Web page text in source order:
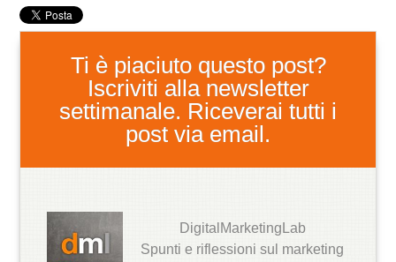
Ti è piaciuto questo post?
Iscriviti alla newsletter
settimanale. Riceverai tutti i
post via email.
DigitalMarketingLab
Spunti e riflessioni sul marketing